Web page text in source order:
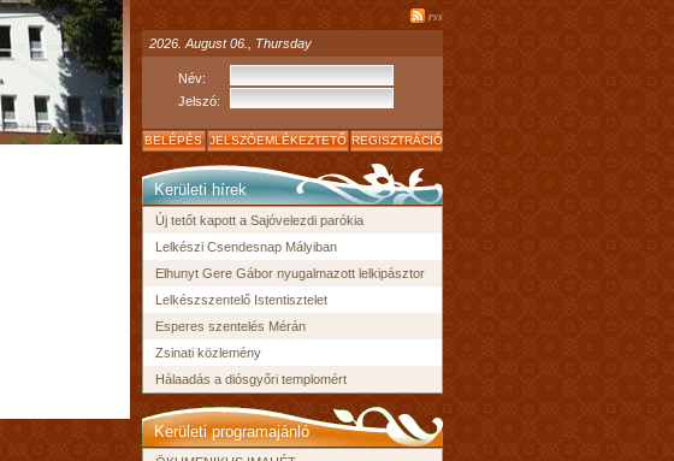
rss
2026. August 06., Thursday
Név:
Jelszó:
BELÉPÉS JELSZÓEMLÉKEZTETŐ REGISZTRÁCIÓ
Kerületi hírek
Új tetőt kapott a Sajóvelezdi parókia
Lelkészi Csendesnap Mályiban
Elhunyt Gere Gábor nyugalmazott lelkipásztor
Lelkészszentelő Istentisztelet
Esperes szentelés Mérán
Zsinati közlemény
Hálaadás a diósgyőri templomért
Kerületi programajánló